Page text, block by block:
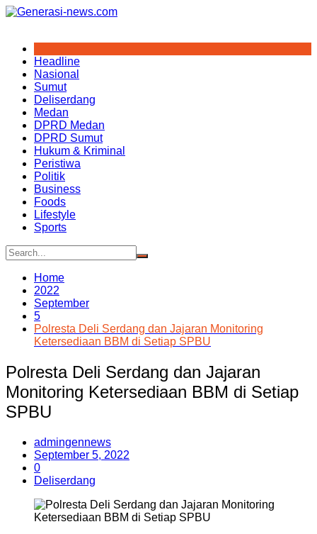
Skip
Headline
Nasional
Sumut
Deliserdang
Medan
DPRD Medan
DPRD Sumut
Hukum & Kriminal
Peristiwa
Politik
Business
Foods
Lifestyle
Sports
Home
2022
September
5
Polresta Deli Serdang dan Jajaran Monitoring
Ketersediaan BBM di Setiap SPBU
Polresta Deli Serdang dan Jajaran
Monitoring Ketersediaan BBM di Setiap
SPBU
admingennews
September 5, 2022
0
Deliserdang